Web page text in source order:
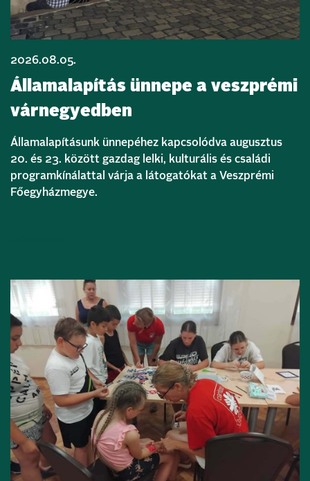
2026.08.05.
Államalapítás ünnepe a veszprémi
várnegyedben
Államalapításunk ünnepéhez kapcsolódva augusztus
20. és 23. között gazdag lelki, kulturális és családi
programkínálattal várja a látogatókat a Veszprémi
Főegyházmegye.